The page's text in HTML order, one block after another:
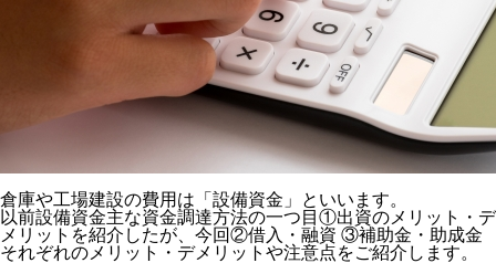
倉庫や工場建設の費用は「設備資金」といいます。
以前設備資金主な資金調達方法の一つ目①出資のメリット・デ
メリットを紹介したが、今回②借入・融資 ③補助金・助成金
それぞれのメリット・デメリットや注意点をご紹介します。